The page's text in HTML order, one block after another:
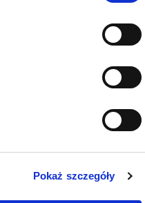
Pokaż szczegóły
kąt świecenia (60°)